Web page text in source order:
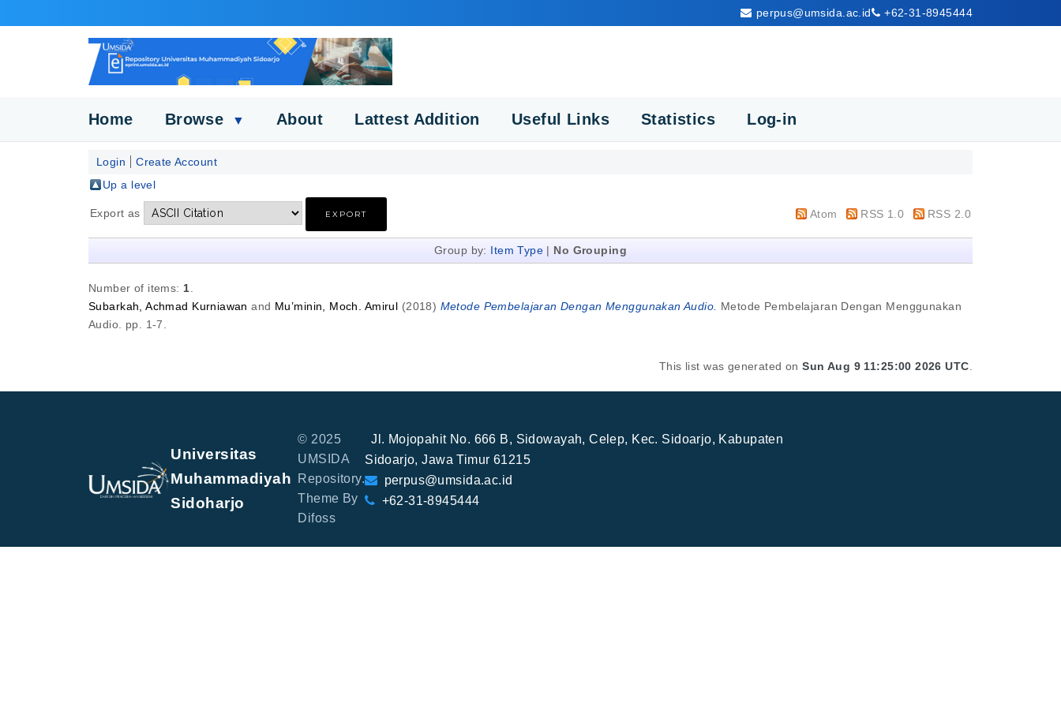
perpus@umsida.ac.id +62-31-8945444
Home Browse ▼ About Lattest Addition Useful Links Statistics Log-in
Login
Create Account
Up a level
Export as Atom RSS 1.0 RSS 2.0
Group by: Item Type | No Grouping
Number of items: 1
Subarkah, Achmad Kurniawan and Mu’minin, Moch. Amirul (2018) Metode Pembelajaran Dengan Menggunakan Audio.
Metode Pembelajaran Dengan Menggunakan
Audio. pp. 1-7.
This list was generated onSun Aug 9 11:25:00 2026 UTC
Universitas
Muhammadiyah
Sidoharjo
© 2025
UMSIDA
Repository.
Theme By
Difoss
Jl. Mojopahit No. 666 B, Sidowayah, Celep, Kec. Sidoarjo, Kabupaten
Sidoarjo, Jawa Timur 61215
perpus@umsida.ac.id
+62-31-8945444